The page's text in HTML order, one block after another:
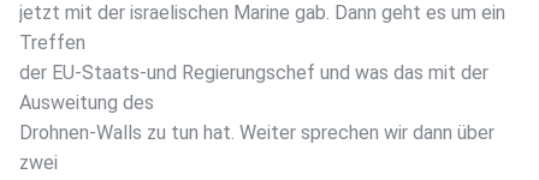
jetzt mit der israelischen Marine gab. Dann geht es um ein
Treffen
der EU-Staats-und Regierungschef und was das mit der
Ausweitung des
Drohnen-Walls zu tun hat. Weiter sprechen wir dann über
zwei